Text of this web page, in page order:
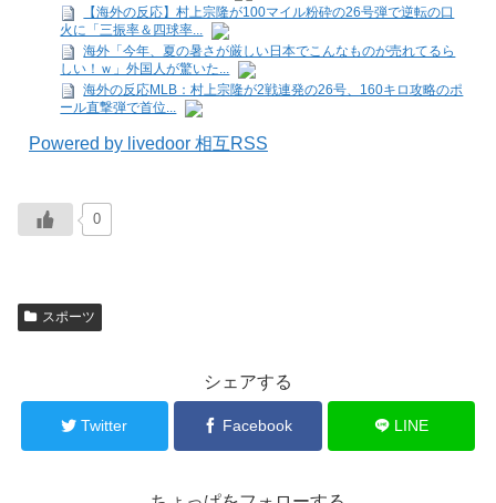
【海外の反応】村上宗隆が100マイル粉砕の26号弾で逆転の口
火に「三振率＆四球率...
海外「今年、夏の暑さが厳しい日本でこんなものが売れてるら
しい！ｗ」外国人が驚いた...
海外の反応MLB：村上宗隆が2戦連発の26号、160キロ攻略のポ
ール直撃弾で首位...
Powered by livedoor 相互RSS
0
スポーツ
シェアする
Twitter Facebook LINE